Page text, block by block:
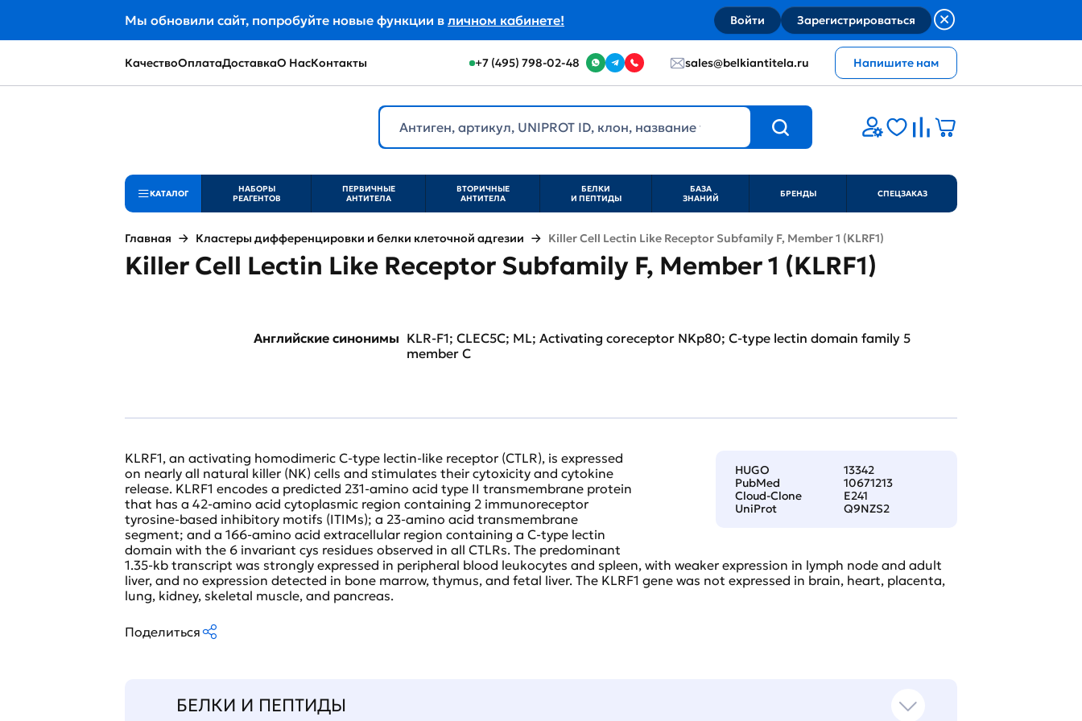
Мы обновили сайт, попробуйте новые функции в личном кабинете! Войти Зарегистрироваться
КачествоОплатаДоставкаО НасКонтакты +7 (495) 798-02-48 sales@belkiantitela.ru Напишите нам
КАТАЛОГ
НАБОРЫ
РЕАГЕНТОВ
ПЕРВИЧНЫЕ
АНТИТЕЛА
ВТОРИЧНЫЕ
АНТИТЕЛА
БЕЛКИ
И ПЕПТИДЫ
БАЗА
ЗНАНИЙ
БРЕНДЫ СПЕЦЗАКАЗ
Главная Кластеры дифференцировки и белки клеточной адгезии Killer Cell Lectin Like Receptor Subfamily F, Member 1 (KLRF1)
Killer Cell Lectin Like Receptor Subfamily F, Member 1 (KLRF1)
Английские синонимы KLR-F1; CLEC5C; ML; Activating coreceptor NKp80; C-type lectin domain family 5
member C
HUGO
13342
PubMed
10671213
Cloud-Clone
E241
UniProt
Q9NZS2
KLRF1, an activating homodimeric C-type lectin-like receptor (CTLR), is expressed
on nearly all natural killer (NK) cells and stimulates their cytoxicity and cytokine
release. KLRF1 encodes a predicted 231-amino acid type II transmembrane protein
that has a 42-amino acid cytoplasmic region containing 2 immunoreceptor
tyrosine-based inhibitory motifs (ITIMs); a 23-amino acid transmembrane
segment; and a 166-amino acid extracellular region containing a C-type lectin
domain with the 6 invariant cys residues observed in all CTLRs. The predominant
1.35-kb transcript was strongly expressed in peripheral blood leukocytes and spleen, with weaker expression in lymph node and adult
liver, and no expression detected in bone marrow, thymus, and fetal liver. The KLRF1 gene was not expressed in brain, heart, placenta,
lung, kidney, skeletal muscle, and pancreas.
Поделиться
БЕЛКИ И ПЕПТИДЫ